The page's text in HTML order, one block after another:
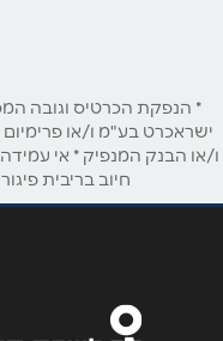
טלפון*
אימייל *
אנא חזרו אלי
* הנפקת הכרטיס וגובה
ישראכרט בע"מ ו/או
ו/או הבנק המנפיק * אי
חיוב בריבית